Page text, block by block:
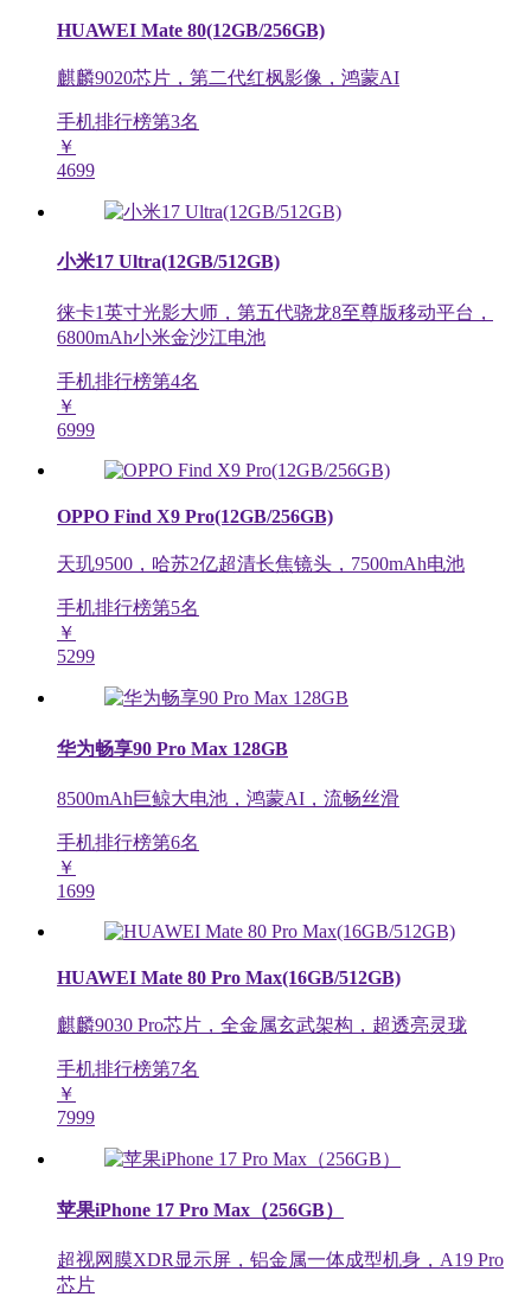
HUAWEI Mate 80(12GB/256GB)
麒麟9020芯片，第二代红枫影像，鸿蒙AI
手机排行榜第3名
￥
4699
小米17 Ultra(12GB/512GB)
徕卡1英寸光影大师，第五代骁龙8至尊版移动平台，
6800mAh小米金沙江电池
手机排行榜第4名
￥
6999
OPPO Find X9 Pro(12GB/256GB)
天玑9500，哈苏2亿超清长焦镜头，7500mAh电池
手机排行榜第5名
￥
5299
华为畅享90 Pro Max 128GB
8500mAh巨鲸大电池，鸿蒙AI，流畅丝滑
手机排行榜第6名
￥
1699
HUAWEI Mate 80 Pro Max(16GB/512GB)
麒麟9030 Pro芯片，全金属玄武架构，超透亮灵珑
手机排行榜第7名
￥
7999
苹果iPhone 17 Pro Max（256GB）
超视网膜XDR显示屏，铝金属一体成型机身，A19 Pro
芯片